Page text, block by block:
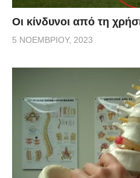
Οι κίνδυνοι από τη
5 ΝΟΕΜΒΡΊΟΥ, 2023